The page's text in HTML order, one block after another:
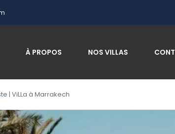
À PROPOS NOS VILLAS
| ViLLa à Marrakech